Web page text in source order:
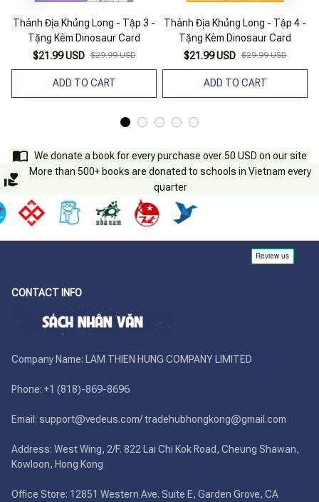
Thánh Địa Khủng Long - Tập 3 -
Tặng Kèm Dinosaur Card
$21.99 USD $29.99 USD
ADD TO CART
Thánh Địa Khủng Long - Tập 4 -
Tặng Kèm Dinosaur Card
$21.99 USD $29.99 USD
ADD TO CART
We donate a book for every purchase over 50 USD on our site
More than 500+ books are donated to schools in Vietnam every
quarter
CONTACT INFO
Company Name: LAM THIEN HUNG COMPANY LIMITED
Phone: +1 (818)-869-8696
Email: support@vedeus.com/ tradehubhongkong@gmail.com
Address: West Wing, 2/F. 822 Lai Chi Kok Road, Cheung Shawan,
Kowloon, Hong Kong
Office Store: 12851 Western Ave. Suite E, Garden Grove, CA